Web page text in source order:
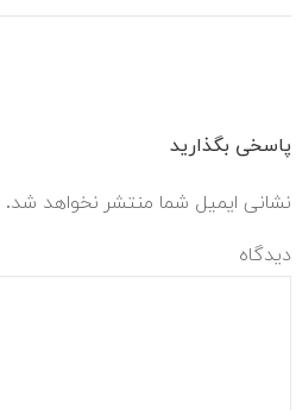
پاسخی بگذارید
نشانی ایمیل شما منتشر نخواهد شد.
دیدگاه